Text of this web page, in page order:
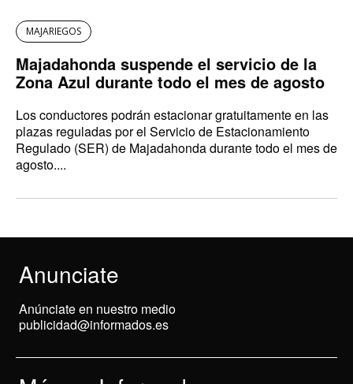
MAJARIEGOS
Majadahonda suspende el servicio de la
Zona Azul durante todo el mes de agosto
Los conductores podrán estacionar gratuitamente en las
plazas reguladas por el Servicio de Estacionamiento
Regulado (SER) de Majadahonda durante todo el mes de
agosto....
Anunciate
Anúnciate en nuestro medio
publicidad@informados.es